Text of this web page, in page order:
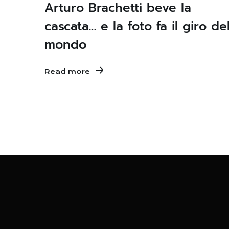
Arturo Brachetti beve la
cascata… e la foto fa il giro
mondo
Read more